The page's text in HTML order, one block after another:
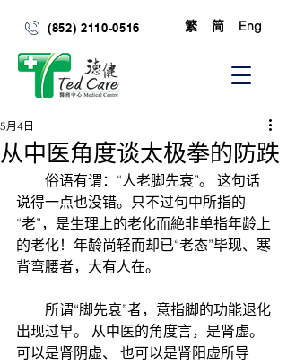
(852) 2110-0516 繁 简 Eng
从中医角度谈太极拳的防跌
5月4日
俗语有谓：“人老脚先衰”。 这句话
说得一点也没错。只不过句中所指的
“老”，是生理上的老化而絶非单指年龄上
的老化！年龄尚轻而却已“老态”毕现、寒
背弯腰者，大有人在。
所谓“脚先衰”者，意指脚的功能退化
出现过早。 从中医的角度言，是肾虚。
可以是肾阴虚、 也可以是肾阳虚所导